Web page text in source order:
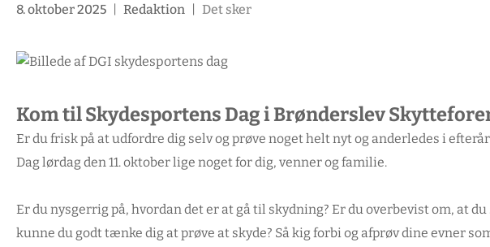
8. oktober 2025| Redaktion| Det sker
Kom til Skydesportens Dag i Brønderslev
Er du frisk på at udfordre dig selv og prøve noget helt nyt og anderledes i
Dag lørdag den 11. oktober lige noget for dig, venner og familie.
Er du nysgerrig på, hvordan det er at gå til skydning? Er du overbevist om, at
kunne du godt tænke dig at prøve at skyde? Så kig forbi og afprøv dine evner